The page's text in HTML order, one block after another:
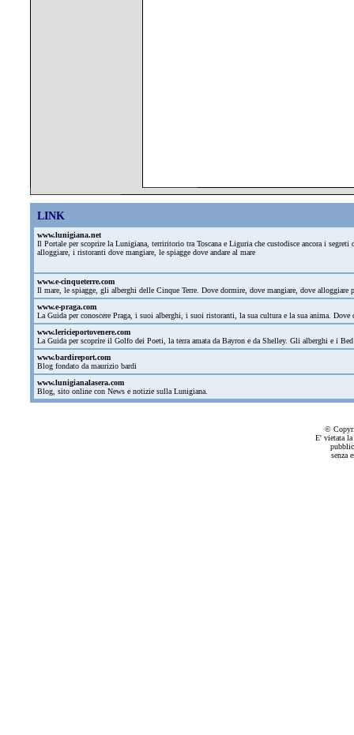
LINK
www.lunigiana.net
Il Portale per scoprire la Lunigiana, terriritorio tra Toscana e Liguria che custodisce ancora i
alloggiare, i ristoranti dove mangiare, le spiagge dove andare al mare
www.e-cinqueterre.com
Il mare, le spiagge, gli alberghi delle Cinque Terre. Dove dormire, dove mangiare, dove alloggiare
www.e-praga.com
La Guida per conoscere Praga, i suoi alberghi, i suoi ristoranti, la sua cultura e la sua anima.
www.lericieportovenere.com
La Guida per scoprire il Golfo dei Poeti, la terra amata da Bayron e da Shelley. Gli alberghi e i
www.bardireport.com
Blog fondato da maurizio bardi
www.lunigianalasera.com
Blog, sito online con News e notizie sulla Lunigiana.
©
E' vietata
senza